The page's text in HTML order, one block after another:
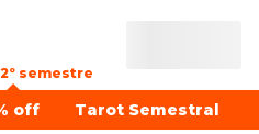
semestre
off Tarot Semestral